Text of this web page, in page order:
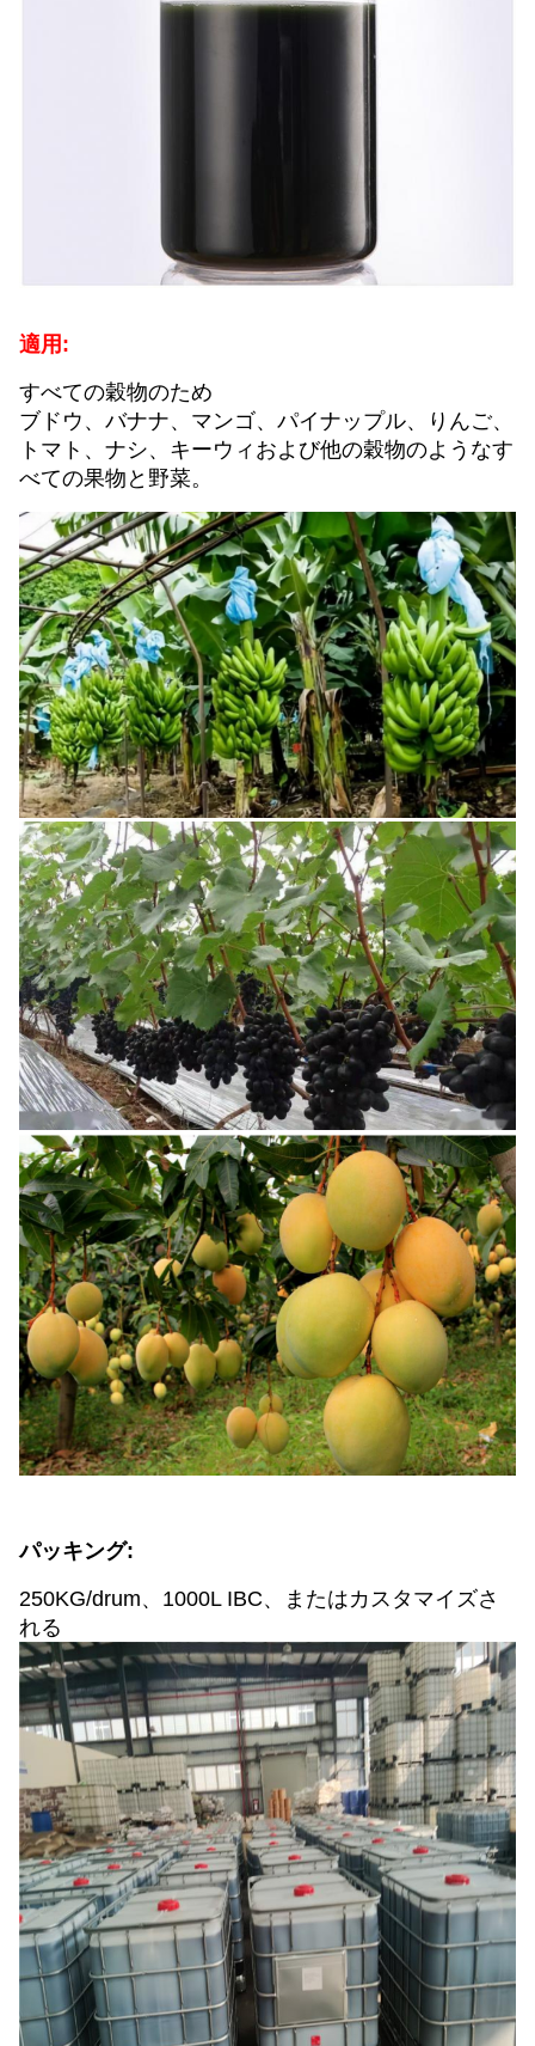
適用:
すべての穀物のため
ブドウ、バナナ、マンゴ、パイナップル、りんご、
トマト、ナシ、キーウィおよび他の穀物のようなす
べての果物と野菜。
パッキング:
250KG/drum、1000L IBC、またはカスタマイズさ
れる